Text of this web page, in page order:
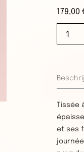
179,00
Tissée
et ses